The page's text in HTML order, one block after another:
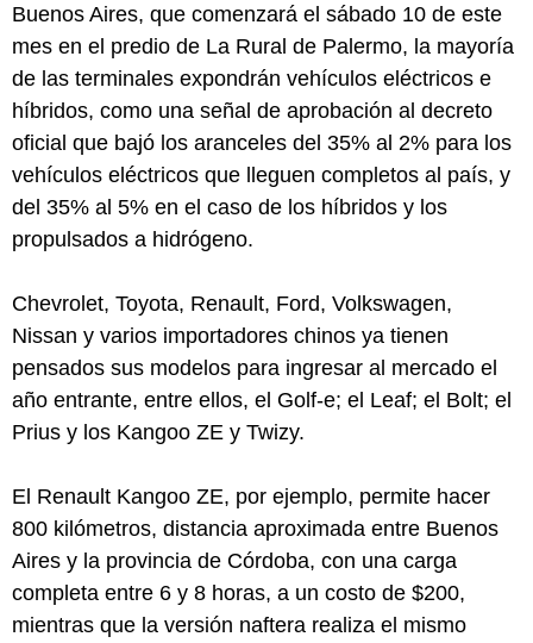
Buenos Aires, que comenzará el sábado 10 de este
mes en el predio de La Rural de Palermo, la mayoría
de las terminales expondrán vehículos eléctricos e
híbridos, como una señal de aprobación al decreto
oficial que bajó los aranceles del 35% al 2% para los
vehículos eléctricos que lleguen completos al país, y
del 35% al 5% en el caso de los híbridos y los
propulsados a hidrógeno.
Chevrolet, Toyota, Renault, Ford, Volkswagen,
Nissan y varios importadores chinos ya tienen
pensados sus modelos para ingresar al mercado el
año entrante, entre ellos, el Golf-e; el Leaf; el Bolt; el
Prius y los Kangoo ZE y Twizy.
El Renault Kangoo ZE, por ejemplo, permite hacer
800 kilómetros, distancia aproximada entre Buenos
Aires y la provincia de Córdoba, con una carga
completa entre 6 y 8 horas, a un costo de $200,
mientras que la versión naftera realiza el mismo